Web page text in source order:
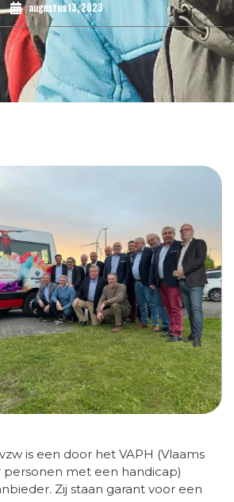
augustus 13, 2023
is een door het VAPH (Vlaams
met een handicap)
Zij staan garant voor een